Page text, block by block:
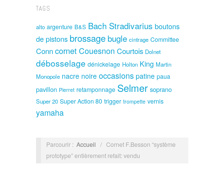
TAGS
alto argenture B&S Bach Stradivarius boutons
de pistons brossage bugle cintrage Committee
ConncornetCouesnon Courtois Dolnet
débosselage dénickelage Holton King Martin
Monopole nacre noire occasions patine paua
pavillon Pierret retamponnage Selmer soprano
Super 20 Super Action 80 trigger trompette vernis
yamaha
Parcourir : Accueil / Cornet F.Besson “système
prototype” entièrement refait: vendu